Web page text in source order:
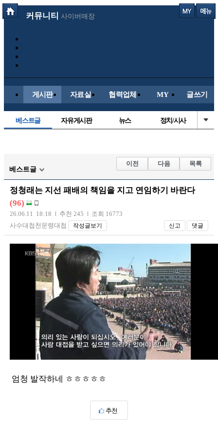
커뮤니티 사이버매장
게시판 자료실 협력업체 MY 글쓰기
베스트글 자유게시판 뉴스 정치/시사
해외축구
국내축구
베스트글
이전 다음 목록
정청래는 지선 패배의 책임을 지고 연임하기 바란다
(96)
26.06.11 18:18 추천 245
조회 16773
사수대첩천문령대첩
작성글보기 신고 댓글
엄청 발작하네 ㅎㅎㅎㅎㅎ
추천